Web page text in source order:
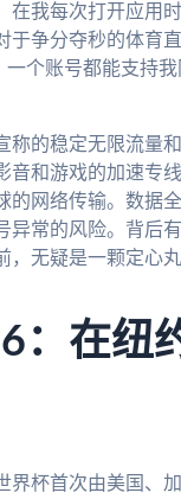
在我每次打开应用
于争分夺秒的体育
一个账号都能支持
称的稳定无限流量
音和游戏的加速专
的网络传输。数据
异常的风险。背后
，无疑是一颗定心丸
：在纽
界杯首次由美国、